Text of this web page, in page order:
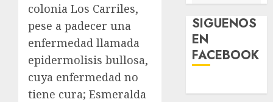
colonia Los Carriles,
pese a padecer una
enfermedad llamada
epidermolisis bullosa,
cuya enfermedad no
tiene cura; Esmeralda
SIGUENOS
EN
FACEBOOK